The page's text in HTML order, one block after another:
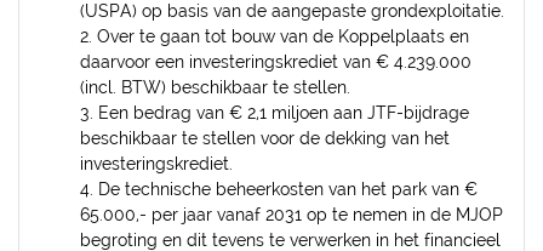
(USPA) op basis van de aangepaste grondexploitatie.
2. Over te gaan tot bouw van de Koppelplaats en
daarvoor een investeringskrediet van € 4.239.000
(incl. BTW) beschikbaar te stellen.
3. Een bedrag van € 2,1 miljoen aan JTF-bijdrage
beschikbaar te stellen voor de dekking van het
investeringskrediet.
4. De technische beheerkosten van het park van €
65.000,- per jaar vanaf 2031 op te nemen in de MJOP
begroting en dit tevens te verwerken in het financieel